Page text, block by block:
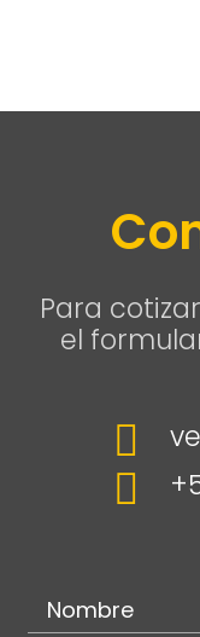
Para
el

